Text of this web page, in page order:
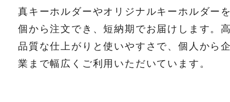
真キーホルダーやオリジナルキーホルダー
個から注文でき、短納期でお届けします。
品質な仕上がりと使いやすさで、個人から
業まで幅広くご利用いただいています。